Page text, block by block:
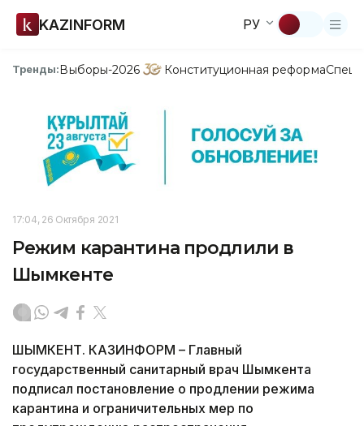
KAZINFORM РУ
Тренды:Выборы-2026 Конституционная реформа
17:04, 26 Октября 2021
Режим карантина продлили в
Шымкенте
ШЫМКЕНТ. КАЗИНФОРМ – Главный
государственный санитарный врач Шымкента
подписал постановление о продлении режима
карантина и ограничительных мер по